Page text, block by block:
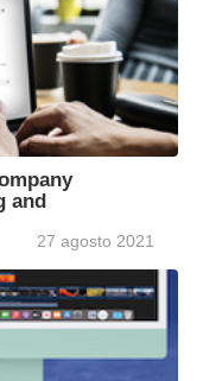
and
27 agosto 2021